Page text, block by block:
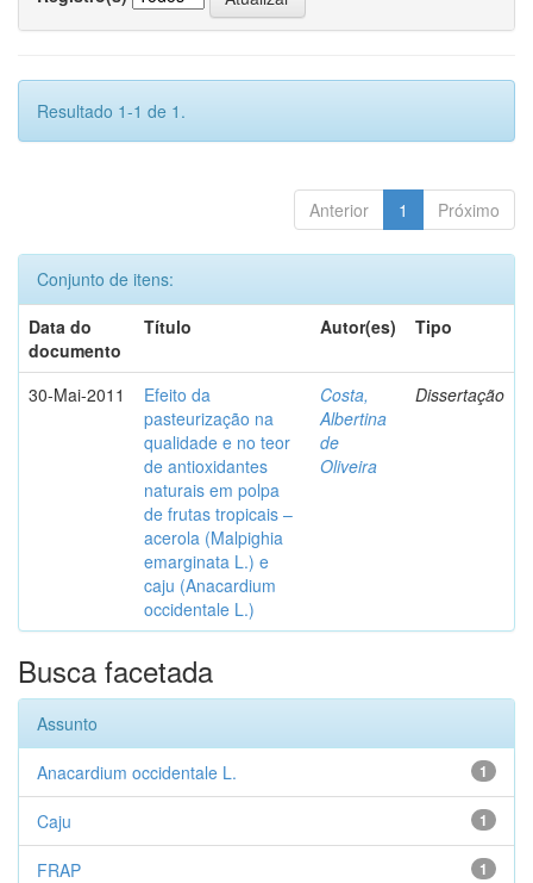
Resultado 1-1 de 1.
Anterior 1 Próximo
Conjunto de itens:
Data do
documento
Título Autor(es) Tipo
30-Mai-2011
Efeito da
pasteurização na
qualidade e no teor
de antioxidantes
naturais em polpa
de frutas tropicais –
acerola (Malpighia
emarginata L.) e
caju (Anacardium
occidentale L.)
Costa,
Albertina
de
Oliveira
Dissertação
Busca facetada
Assunto
1
Anacardium occidentale L.
1
Caju
1
FRAP